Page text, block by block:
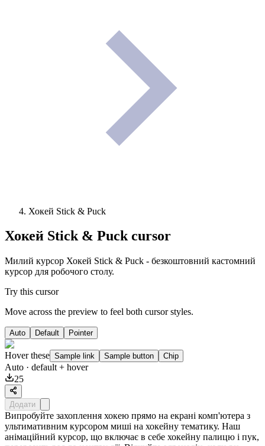
Хокей Stick & Puck
Хокей Stick & Puckcursor
Милий курсор Хокей Stick & Puck - безкоштовний кастомний
курсор для робочого столу.
Try this cursor
Move across the preview to feel both cursor styles.
Auto Default Pointer
Hover these Sample link Sample button Chip
Auto · default + hover
25
Додати
Випробуйте захоплення хокею прямо на екрані комп'ютера з
ультимативним курсором миші на хокейну тематику. Наш
анімаційний курсор, що включає в себе хокейну палицю і пук,